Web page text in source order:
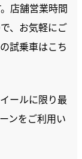
店舗営業時間
、お気軽にご
試乗車はこち
ールに限り最
ンをご利用い